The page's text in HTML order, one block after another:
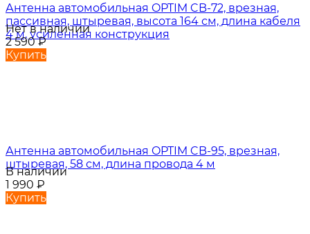
Антенна автомобильная OPTIM CB-72, врезная,
пассивная, штыревая, высота 164 см, длина кабеля
4 м, усиленная конструкция
Нет в наличии
2 590₽
Купить
Антенна автомобильная OPTIM CB-95, врезная,
штыревая, 58 см, длина провода 4 м
В наличии
1 990 ₽
Купить